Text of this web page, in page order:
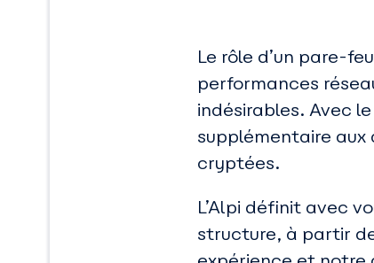
Le rôle d’un pare-
performances
indésirables. Avec
supplémentaire aux
cryptées.
L’Alpi définit avec
structure, à partir